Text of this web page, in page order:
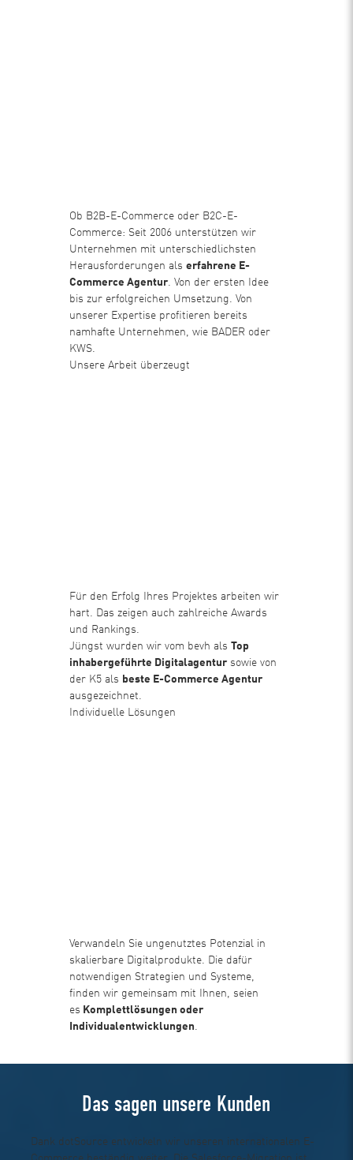
Ob B2B-E-Commerce oder B2C-E-
Commerce: Seit 2006 unterstützen wir
Unternehmen mit unterschiedlichsten
Herausforderungen als erfahrene E-
Commerce Agentur. Von der ersten Idee
bis zur erfolgreichen Umsetzung. Von
unserer Expertise profitieren bereits
namhafte Unternehmen, wie BADER oder
KWS.
Unsere Arbeit überzeugt
Für den Erfolg Ihres Projektes arbeiten wir
hart. Das zeigen auch zahlreiche Awards
und Rankings.
Jüngst wurden wir vom bevh als Top
inhabergeführte Digitalagentur sowie von
der K5 als beste E-Commerce Agentur
ausgezeichnet.
Individuelle Lösungen
Verwandeln Sie ungenutztes Potenzial in
skalierbare Digitalprodukte. Die dafür
notwendigen Strategien und Systeme,
finden wir gemeinsam mit Ihnen, seien
es Komplettlösungen oder
Individualentwicklungen.
Das sagen unsere Kunden
Dank dotSource entwickeln wir unseren internationalen E-